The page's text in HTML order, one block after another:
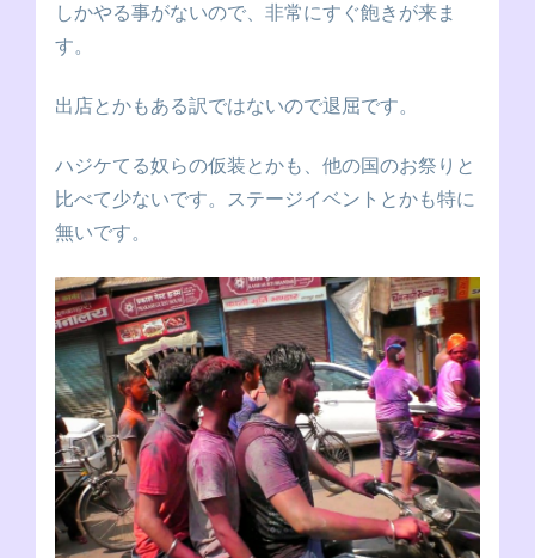
しかやる事がないので、非常にすぐ飽きが来ま
す。
出店とかもある訳ではないので退屈です。
ハジケてる奴らの仮装とかも、他の国のお祭りと
比べて少ないです。ステージイベントとかも特に
無いです。